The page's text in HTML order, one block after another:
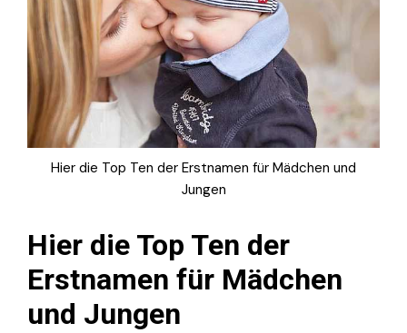
Hier die Top Ten der Erstnamen für Mädchen und
Jungen
Hier die Top Ten der
Erstnamen für Mädchen
und Jungen